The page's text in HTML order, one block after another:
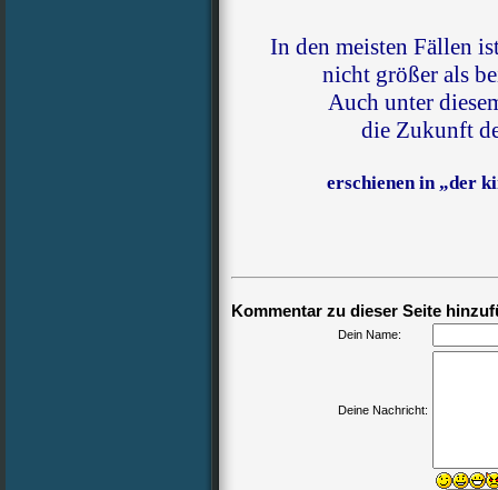
In den meisten Fällen
nicht größer als
Auch unter
die Zukunft
erschienen in „der
Kommentar zu dieser Seite
Dein Name:
Deine Nachricht: